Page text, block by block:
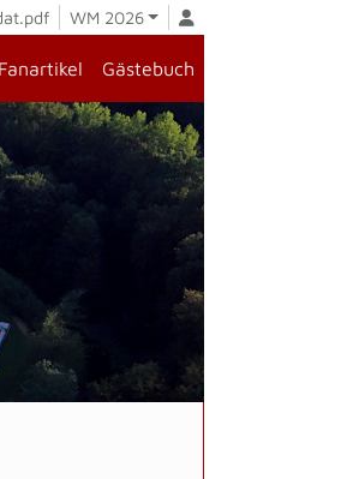
WM 2026
Fanartikel Gästebuch